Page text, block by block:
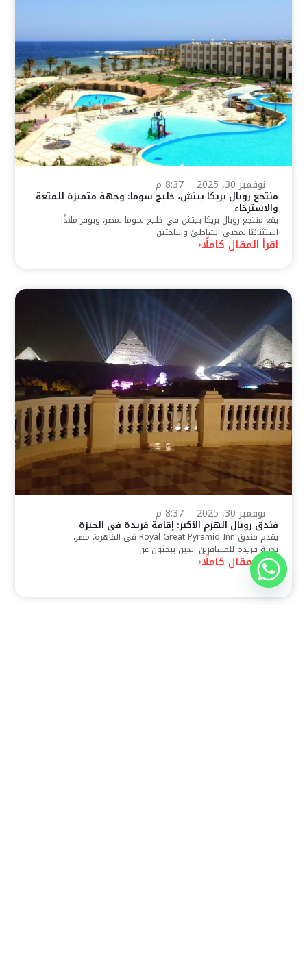
نوفمبر 30, 2025 8:37 م
منتجع رويال بريكا بيتش، خليج سوما: وجهة متميزة للمتعة
والاسترخاء
يقع منتجع رويال بريكا بيتش في خليج سوما بمصر، ويوفر ملاذًا
استثنائيًا لمحبي الشاطئ والباحثين
اقرأ المقال كاملًا
نوفمبر 30, 2025 8:37 م
فندق رويال الهرم الأكبر: إقامة فريدة في الجيزة
يقدم فندق Royal Great Pyramid Inn في القاهرة، مصر،
تجربة فريدة للمسافرين الذين يبحثون عن
اقرأ المقال كاملًا